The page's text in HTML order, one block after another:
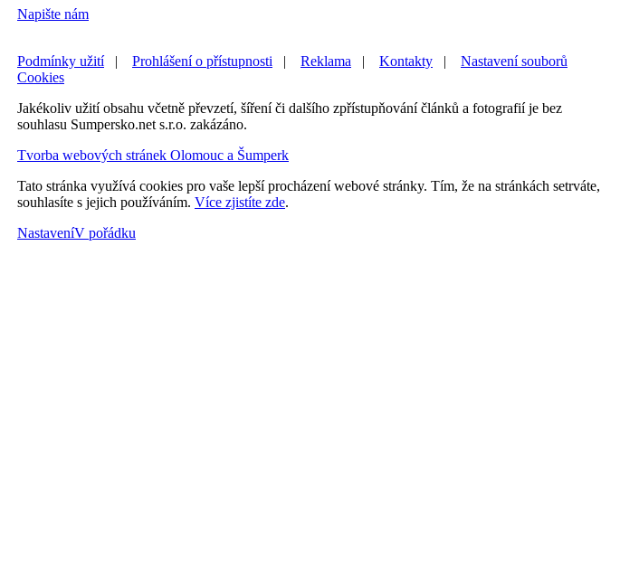
Napište nám
Podmínky užití Prohlášení o přístupnosti Reklama Kontakty
Nastavení souborů
Cookies
Jakékoliv užití obsahu včetně převzetí, šíření či dalšího zpřístupňování článků a fotografií je bez
souhlasu Sumpersko.net s.r.o. zakázáno.
Tvorba webových stránek Olomouc a Šumperk
Tato stránka využívá cookies pro vaše lepší procházení webové stránky. Tím, že na stránkách setrváte,
souhlasíte s jejich používáním. Více zjistíte zde.
NastaveníV pořádku